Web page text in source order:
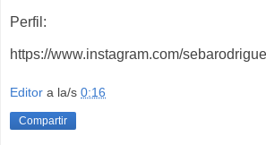
Perfil:
https://www.instagram.com/
Editor a la/s 0:16
Compartir